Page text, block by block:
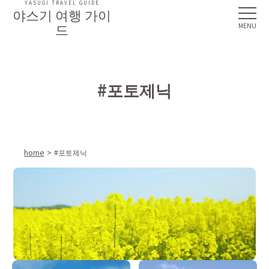
야스기 여행 가이
드
YASUGI TRAVEL GUIDE
#포토제닉
home #포토제닉